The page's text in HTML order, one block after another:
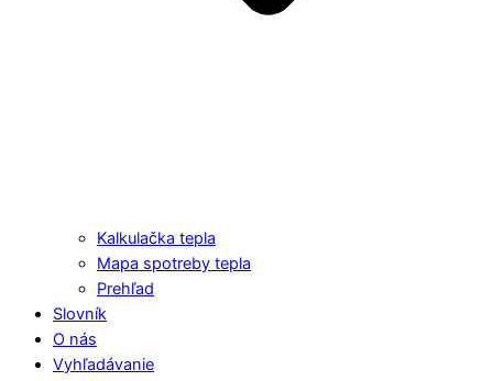
Kalkulačka tepla
Mapa spotreby tepla
Prehľad
Slovník
O nás
Vyhľadávanie